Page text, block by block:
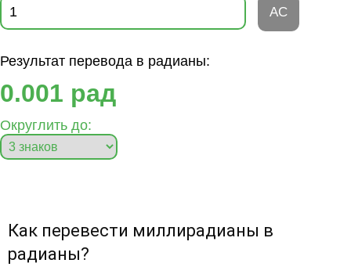
AC
Результат перевода в радианы:
0.001 рад
Округлить до:
Как перевести миллирадианы в
радианы?